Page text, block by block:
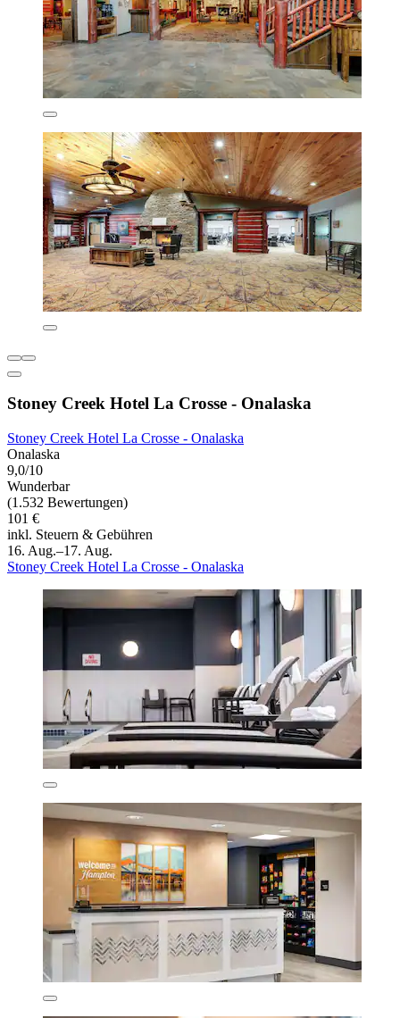
Stoney Creek Hotel La Crosse - Onalaska
Stoney Creek Hotel La Crosse - Onalaska
Onalaska
9,0/10
Wunderbar
(1.532 Bewertungen)
101 €
inkl. Steuern & Gebühren
16. Aug.–17. Aug.
Stoney Creek Hotel La Crosse - Onalaska